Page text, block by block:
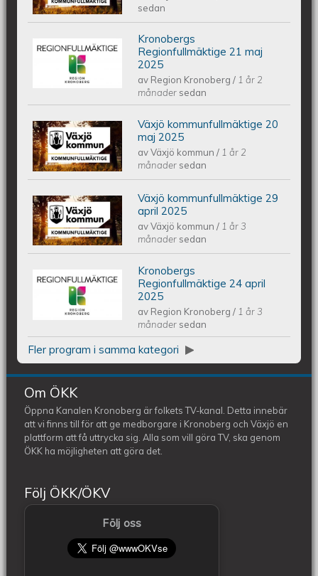
2025
sedan
Kronobergs regionfullmäktige 21 maj
2025
Kronobergs
Regionfullmäktige 21 maj
2025
av Region Kronoberg/ 1 år 2
månader sedan
Växjös kommunfullmäktige 20 maj
2025
Växjö kommunfullmäktige 20
maj 2025
avVäxjö kommun/ 1 år 2
månader sedan
Växjös kommunfullmäktige 29 april
2025
Växjö kommunfullmäktige 29
april 2025
avVäxjö kommun/ 1 år 3
månader sedan
Kronobergs regionfullmäktige 24
april 2025
Kronobergs
Regionfullmäktige 24 april
2025
av Region Kronoberg/ 1 år 3
månader sedan
Fler program i samma kategori
Om ÖKK
Öppna Kanalen Kronoberg är folkets TV-kanal. Detta innebär
att vi finns till för att ge medborgare i Kronoberg och Växjö en
plattform att få uttrycka sig. Alla som vill göra TV, ska genom
ÖKK ha möjligheten att göra det.
Följ ÖKK/ÖKV
Följ oss